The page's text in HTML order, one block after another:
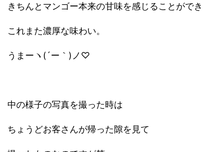
きちんとマンゴー本来の甘味を感じることができ
これまた濃厚な味わい。
うまーヽ(´ー｀)ノ♡
中の様子の写真を撮った時は
ちょうどお客さんが帰った隙を見て